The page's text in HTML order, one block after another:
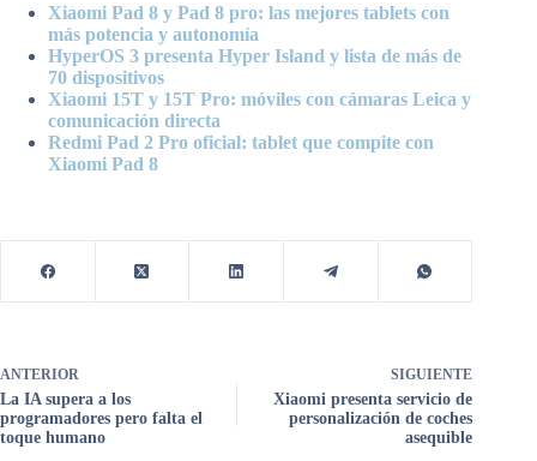
Xiaomi Pad 8 y Pad 8 pro: las mejores tablets con
más potencia y autonomía
HyperOS 3 presenta Hyper Island y lista de más de
70 dispositivos
Xiaomi 15T y 15T Pro: móviles con cámaras Leica y
comunicación directa
Redmi Pad 2 Pro oficial: tablet que compite con
Xiaomi Pad 8
ANTERIOR
La IA supera a los
programadores pero falta el
toque humano
SIGUIENTE
Xiaomi presenta servicio de
personalización de coches
asequible